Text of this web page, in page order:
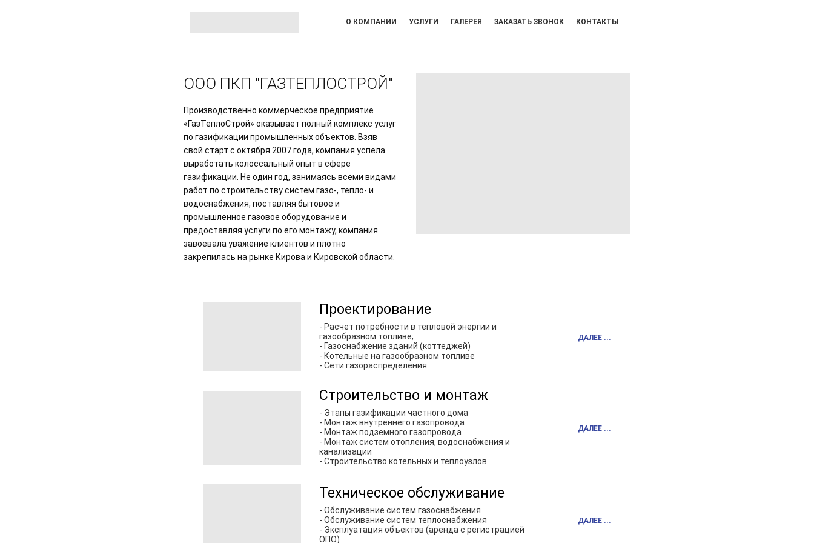
О КОМПАНИИ УСЛУГИ ГАЛЕРЕЯ ЗАКАЗАТЬ ЗВОНОК КОНТАКТЫ
ООО ПКП "ГАЗТЕПЛОСТРОЙ"
Производственно коммерческое предприятие
«ГазТеплоСтрой» оказывает полный комплекс услуг
по газификации промышленных объектов. Взяв
свой старт с октября 2007 года, компания успела
выработать колоссальный опыт в сфере
газификации. Не один год, занимаясь всеми видами
работ по строительству систем газо-, тепло- и
водоснабжения, поставляя бытовое и
промышленное газовое оборудование и
предоставляя услуги по его монтажу, компания
завоевала уважение клиентов и плотно
закрепилась на рынке Кирова и Кировской области.
Проектирование
- Расчет потребности в тепловой энергии и
газообразном топливе;
- Газоснабжение зданий (коттеджей)
- Котельные на газообразном топливе
- Сети газораспределения
ДАЛЕЕ ...
Строительство и монтаж
- Этапы газификации частного дома
- Монтаж внутреннего газопровода
- Монтаж подземного газопровода
- Монтаж систем отопления, водоснабжения и
канализации
- Строительство котельных и теплоузлов
ДАЛЕЕ ...
Техническое обслуживание
- Обслуживание систем газоснабжения
- Обслуживание систем теплоснабжения
- Эксплуатация объектов (аренда с регистрацией
ОПО)
ДАЛЕЕ ...